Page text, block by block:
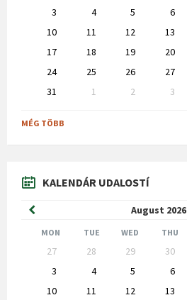
3
4 5 6
10
11 12 13
17
18 19 20
24
25 26 27
31
1 2 3
to
calendar
MÉG TÖBB
KALENDÁR UDALOSTÍ
August 2026
Previous
Month
MON TUE WED THU
calendar
27 28 29 30
3
4 5 6
10
11 12 13